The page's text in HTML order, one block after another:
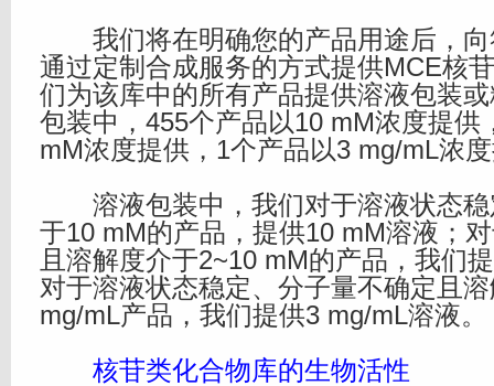
我们将在明确您的产品用途后，向
通过定制合成服务的方式提供MCE核
们为该库中的所有产品提供溶液包装
包装中，455个产品以10 mM浓度提供
mM浓度提供，1个产品以3 mg/mL浓
溶液包装中，我们对于溶液状态稳
于10 mM的产品，提供10 mM溶液；
且溶解度介于2~10 mM的产品，我们
对于溶液状态稳定、分子量不确定且
mg/mL产品，我们提供3 mg/mL溶液。
核苷类化合物库的生物活性